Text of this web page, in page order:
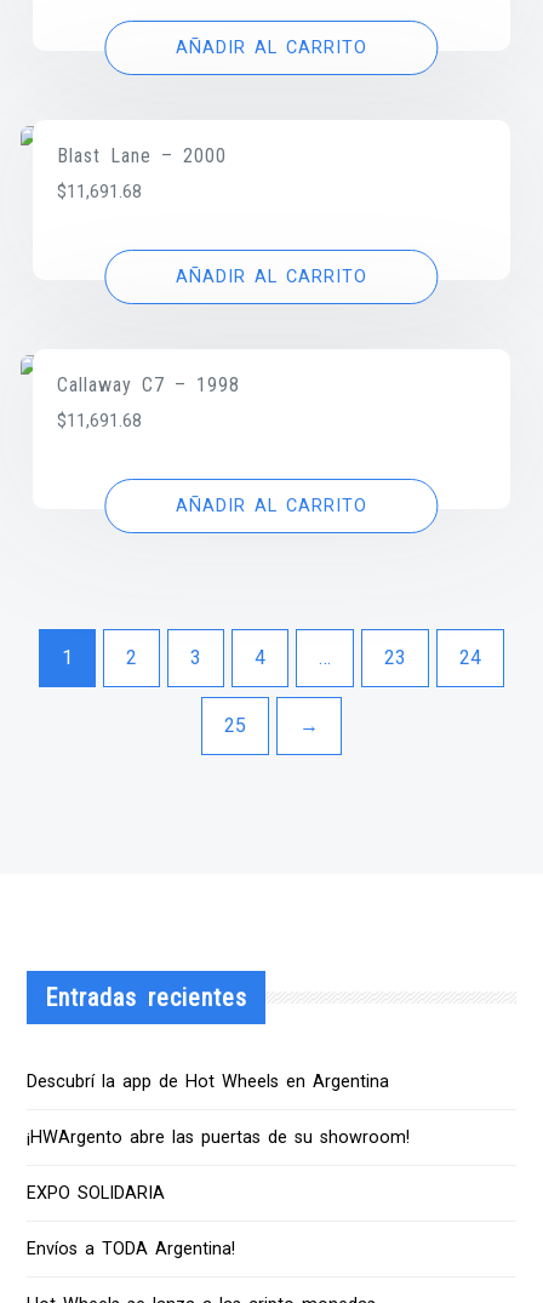
AÑADIR AL CARRITO
Blast Lane – 2000
$11,691.68
AÑADIR AL CARRITO
Callaway C7 – 1998
$11,691.68
AÑADIR AL CARRITO
1 2 3 4 … 23 24
25 →
Entradas recientes
Descubrí la app de Hot Wheels en Argentina
¡HWArgento abre las puertas de su showroom!
EXPO SOLIDARIA
Envíos a TODA Argentina!